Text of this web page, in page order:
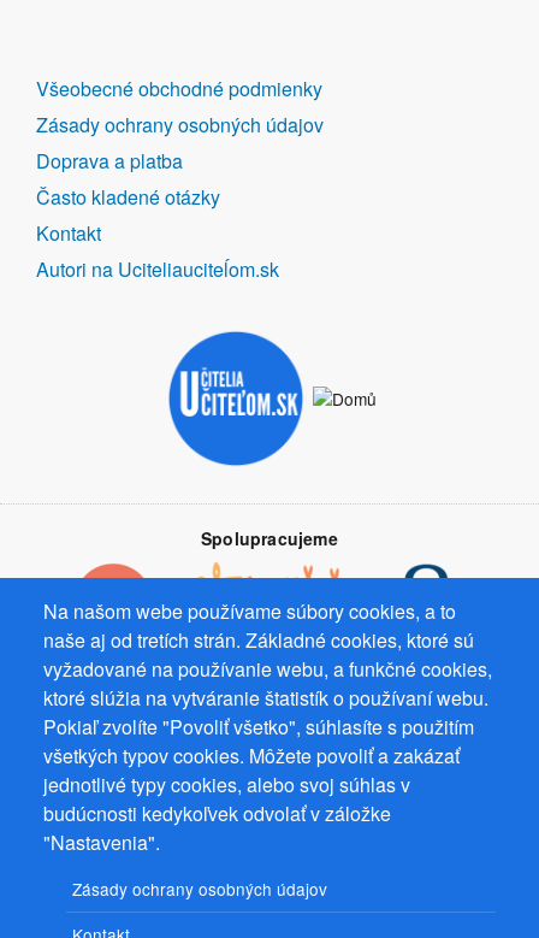
Na našom webe používame súbory cookies, a to
naše aj od tretích strán. Základné cookies, ktoré sú
vyžadované na používanie webu, a funkčné cookies,
ktoré slúžia na vytváranie štatistík o používaní webu.
Pokiaľ zvolíte "Povoliť všetko", súhlasíte s použitím
všetkých typov cookies. Môžete povoliť a zakázať
jednotlivé typy cookies, alebo svoj súhlas v
budúcnosti kedykoľvek odvolať v záložke
"Nastavenia".
Zásady ochrany osobných údajov
DALŠÍ
ODKAZY
Všeobecné obchodné podmienky
Zásady ochrany osobných údajov
Doprava a platba
Často kladené otázky
Kontakt
Autori na Uciteliauciteĺom.sk
Spolupracujeme
Prevádzkovateľ: Mgr. Bc. Žaneta Radimecká, MBA, Ostrov 256, 561
22 Ostrov, IČ 08993033, DIČ CZ9161263958
© 2026PuzzleWebss.r.o.